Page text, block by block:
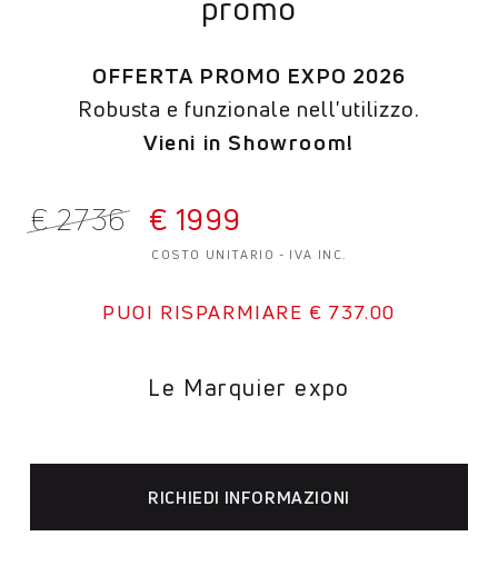
promo
OFFERTA PROMO EXPO 2026
Robusta e funzionale nell'utilizzo.
Vieni in Showroom!
2736
€ 1999
€
COSTO UNITARIO - IVA INC.
PUOI RISPARMIARE € 737.00
Le Marquier expo
RICHIEDI INFORMAZIONI